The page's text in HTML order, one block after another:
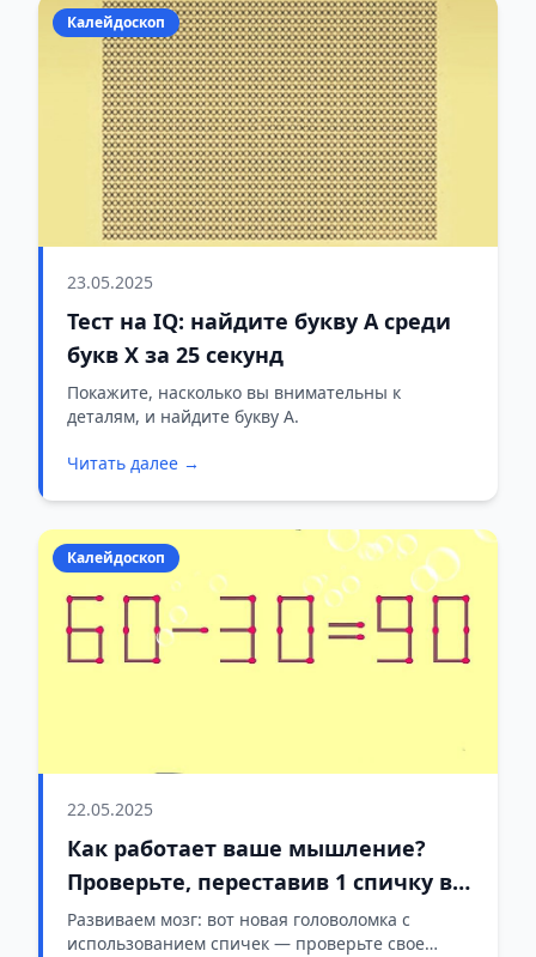
Калейдоскоп
23.05.2025
Тест на IQ: найдите букву A среди
букв Х за 25 секунд
Покажите, насколько вы внимательны к
деталям, и найдите букву А.
Читать далее →
Калейдоскоп
22.05.2025
Как работает ваше мышление?
Проверьте, переставив 1 спичку в
60–30=90
Развиваем мозг: вот новая головоломка с
использованием спичек — проверьте свое